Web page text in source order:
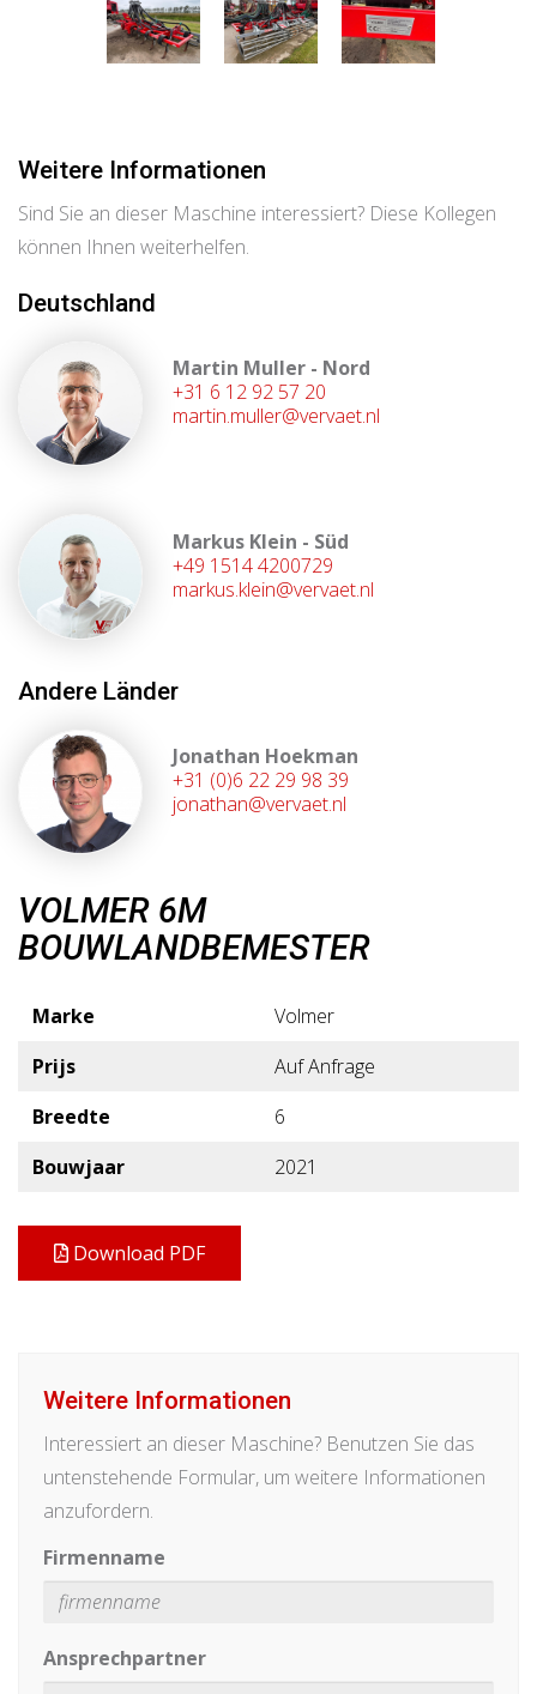
Weitere Informationen
Sind Sie an dieser Maschine interessiert? Diese Kollegen
können Ihnen weiterhelfen.
Deutschland
Martin Muller - Nord
+31 6 12 92 57 20
martin.muller@vervaet.nl
Markus Klein - Süd
+49 1514 4200729
markus.klein@vervaet.nl
Andere Länder
Jonathan Hoekman
+31 (0)6 22 29 98 39
jonathan@vervaet.nl
VOLMER 6M
BOUWLANDBEMESTER
Marke
Volmer
Prijs
Auf Anfrage
Breedte
6
Bouwjaar
2021
Download PDF
Weitere Informationen
Interessiert an dieser Maschine? Benutzen Sie das
untenstehende Formular, um weitere Informationen
anzufordern.
Firmenname
Ansprechpartner